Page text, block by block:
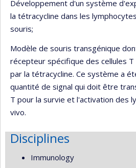
Développement d'un système
la tétracycline dans les
souris;
Modèle de souris transgénique
récepteur spécifique des cellules
par la tétracycline. Ce système a
quantité de signal qui doit être
T pour la survie et l'activation des
vivo.
Disciplines
Immunology